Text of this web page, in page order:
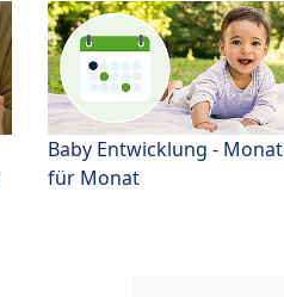
Baby Entwicklung - Monat
für Monat